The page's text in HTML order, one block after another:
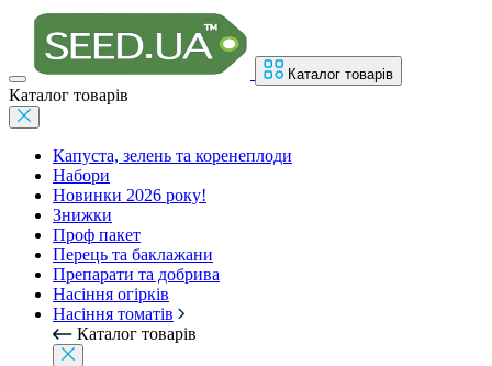
Каталог товарів
Каталог товарів
Капуста, зелень та коренеплоди
Набори
Новинки 2026 року!
Знижки
Проф пакет
Перець та баклажани
Препарати та добрива
Насіння огірків
Насіння томатів
Каталог товарів